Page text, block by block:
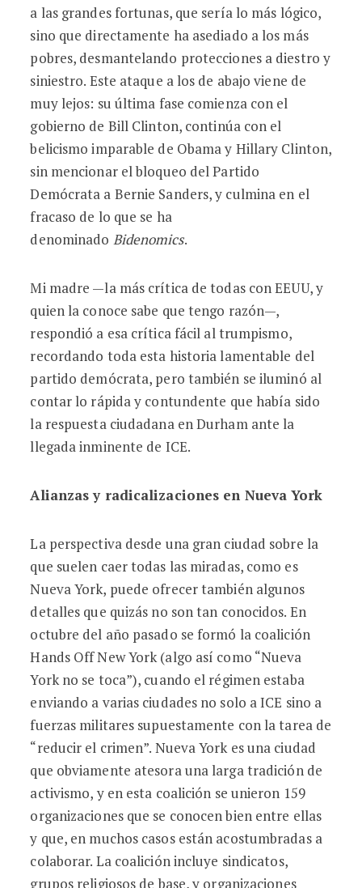
a las grandes fortunas, que sería lo más lógico,
sino que directamente ha asediado a los más
pobres, desmantelando protecciones a diestro y
siniestro. Este ataque a los de abajo viene de
muy lejos: su última fase comienza con el
gobierno de Bill Clinton, continúa con el
belicismo imparable de Obama y Hillary Clinton,
sin mencionar el bloqueo del Partido
Demócrata a Bernie Sanders, y culmina en el
fracaso de lo que se ha
denominado Bidenomics.
Mi madre —la más crítica de todas con EEUU, y
quien la conoce sabe que tengo razón—,
respondió a esa crítica fácil al trumpismo,
recordando toda esta historia lamentable del
partido demócrata, pero también se iluminó al
contar lo rápida y contundente que había sido
la respuesta ciudadana en Durham ante la
llegada inminente de ICE.
Alianzas y radicalizaciones en Nueva York
La perspectiva desde una gran ciudad sobre la
que suelen caer todas las miradas, como es
Nueva York, puede ofrecer también algunos
detalles que quizás no son tan conocidos. En
octubre del año pasado se formó la coalición
Hands Off New York (algo así como “Nueva
York no se toca”), cuando el régimen estaba
enviando a varias ciudades no solo a ICE sino a
fuerzas militares supuestamente con la tarea de
“reducir el crimen”. Nueva York es una ciudad
que obviamente atesora una larga tradición de
activismo, y en esta coalición se unieron 159
organizaciones que se conocen bien entre ellas
y que, en muchos casos están acostumbradas a
colaborar. La coalición incluye sindicatos,
grupos religiosos de base, y organizaciones